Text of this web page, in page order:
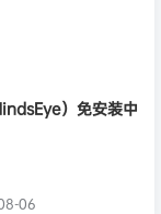
）免安装中
06